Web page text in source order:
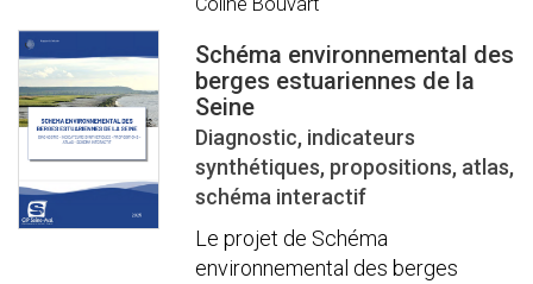
Schéma environnemental des
berges estuariennes de la
Seine
Diagnostic, indicateurs
synthétiques, propositions, atlas,
schéma interactif
Le projet de Schéma
environnemental des berges